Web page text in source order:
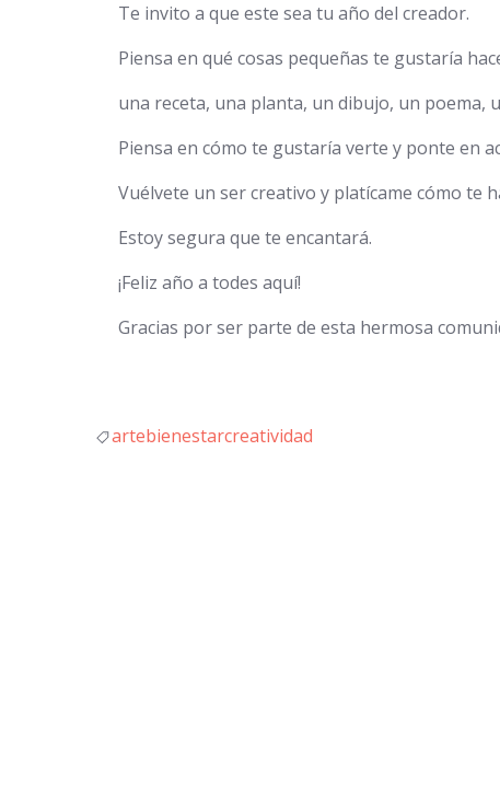
Te invito a que este sea tu año del creador.
Piensa en qué cosas pequeñas te gustaría
una receta, una planta, un dibujo, un poema,
Piensa en cómo te gustaría verte y ponte en
Vuélvete un ser creativo y platícame cómo te
Estoy segura que te encantará.
¡Feliz año a todes aquí!
Gracias por ser parte de esta hermosa
artebienestarcreatividad